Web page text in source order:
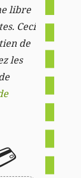
libre
Ceci
de
les